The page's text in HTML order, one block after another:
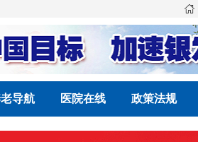

导航 医院在线 政策法规